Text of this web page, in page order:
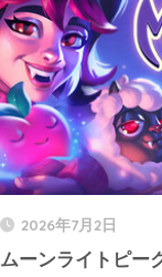
2026年7月2日
ムーンライトピー